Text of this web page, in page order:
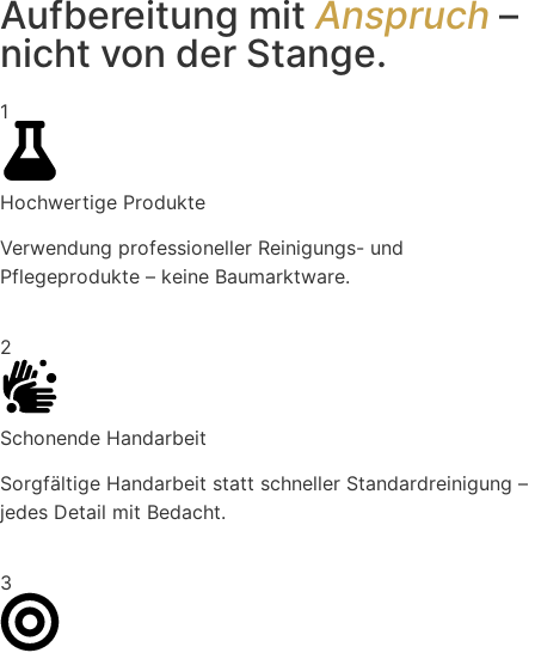
Aufbereitung mitAnspruch –
nicht von der Stange.
1
Hochwertige Produkte
Verwendung professioneller Reinigungs- und
Pflegeprodukte – keine Baumarktware.
2
Schonende Handarbeit
Sorgfältige Handarbeit statt schneller Standardreinigung –
jedes Detail mit Bedacht.
3